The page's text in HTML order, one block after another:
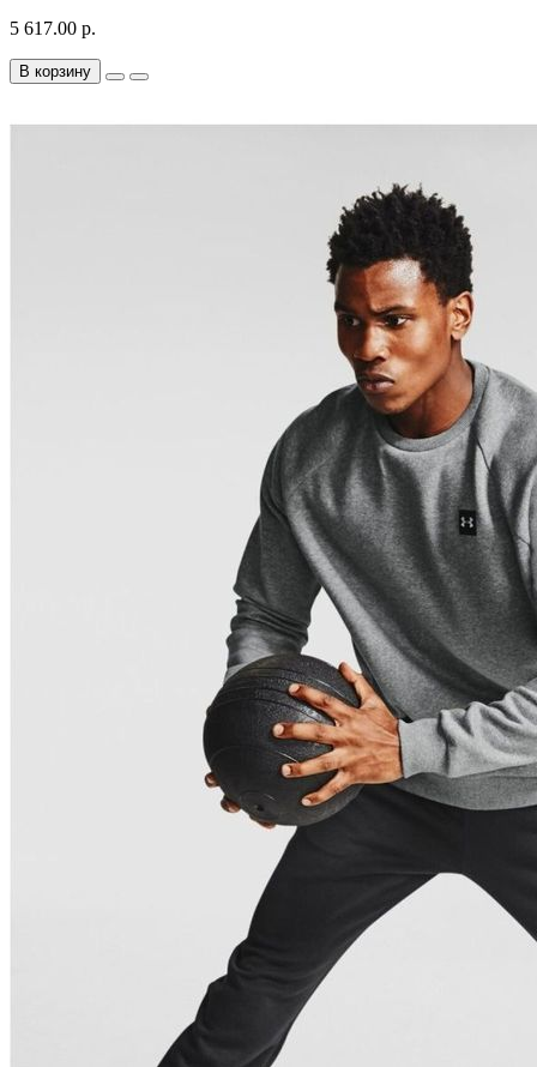
5 617.00 р.
В корзину